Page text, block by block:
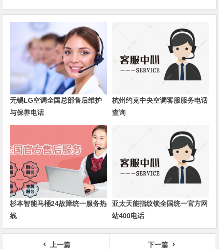
无锡LG空调全国总部售后维护
与保养电话
杭州约克中央空调客服服务电话
查询
杉本智能马桶24故障统一服务热
线
亚太天能指纹锁全国统一官方网
站400电话
上一篇
下一篇